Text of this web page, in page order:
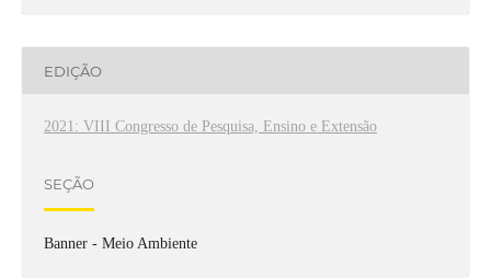
EDIÇÃO
2021: VIII Congresso de Pesquisa, Ensino e Extensão
SEÇÃO
Banner - Meio Ambiente